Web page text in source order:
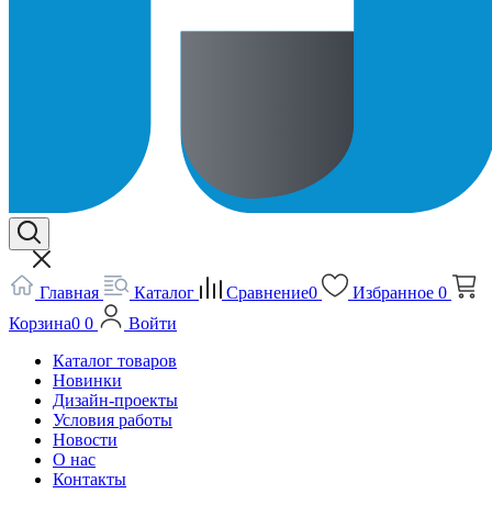
Главная Каталог Сравнение0 Избранное 0
Корзина0 0
Войти
Каталог товаров
Новинки
Дизайн-проекты
Условия работы
Новости
О нас
Контакты